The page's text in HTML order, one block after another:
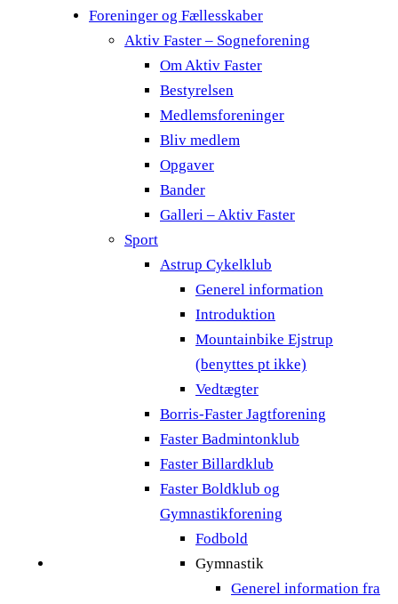
Foreninger og Fællesskaber
Aktiv Faster – Sogneforening
Om Aktiv Faster
Bestyrelsen
Medlemsforeninger
Bliv medlem
Opgaver
Bander
Galleri – Aktiv Faster
Sport
Astrup Cykelklub
Generel information
Introduktion
Mountainbike Ejstrup
(benyttes pt ikke)
Vedtægter
Borris-Faster Jagtforening
Faster Badmintonklub
Faster Billardklub
Faster Boldklub og
Gymnastikforening
Fodbold
Gymnastik
Generel information fra